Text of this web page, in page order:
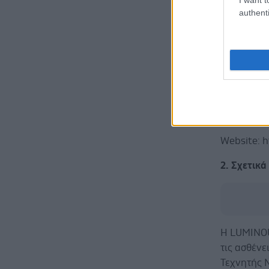
Website:
2.
Η
τις
Τεχνητής